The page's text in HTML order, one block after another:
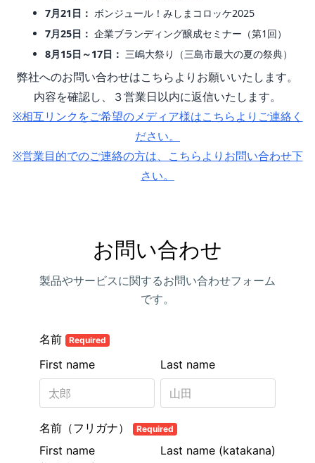
7月21日： ボンジュール！みしまコロッケ2025
7月25日： 企業ブランディング醸成セミナー（第1回）
8月15日～17日： 三嶋大祭り（三島市最大の夏の祭典）
弊社へのお問い合わせはこちらよりお願いいたします。
内容を確認し、３営業日以内に返信いたします。
※相互リンクをご希望のメディア様はこちらよりご連絡く
ださい。
※営業目的でのご連絡の方は、こちらよりお問い合わせ下
さい。